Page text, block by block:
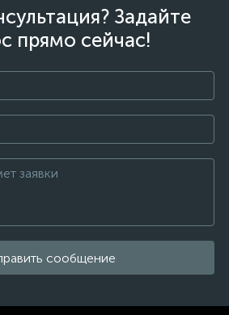
Задайте
прямо сейчас!
сообщение